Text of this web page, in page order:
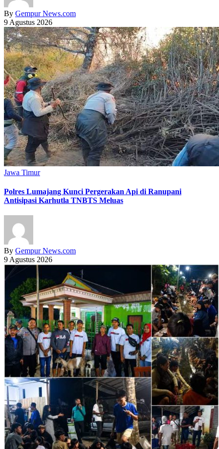
By Gempur News.com
9 Agustus 2026
Jawa Timur
Polres Lumajang Kunci Pergerakan Api di Ranupani
Antisipasi Karhutla TNBTS Meluas
By Gempur News.com
9 Agustus 2026